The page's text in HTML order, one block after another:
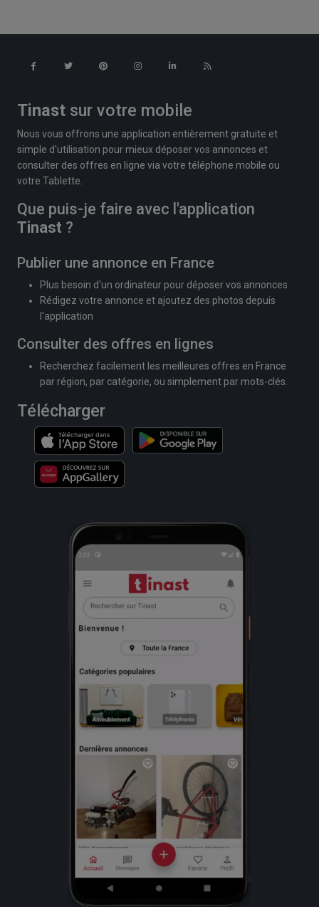
Tinast sur votre mobile
Nous vous offrons une application entièrement gratuite et
simple d'utilisation pour mieux déposer vos annonces et
consulter des offres en ligne via votre téléphone mobile ou
votre Tablette.
Que puis-je faire avec l'application
Tinast ?
Publier une annonce en France
Plus besoin d'un ordinateur pour déposer vos annonces
Rédigez votre annonce et ajoutez des photos depuis
l'application
Consulter des offres en lignes
Recherchez facilement les meilleures offres en France
par région, par catégorie, ou simplement par mots-clés.
Télécharger